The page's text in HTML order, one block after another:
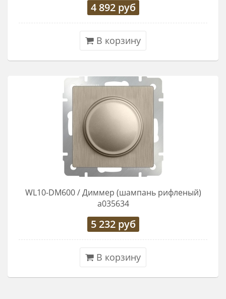
4 892руб
В корзину
WL10-DM600 / Диммер (шампань рифленый)
a035634
5 232руб
В корзину